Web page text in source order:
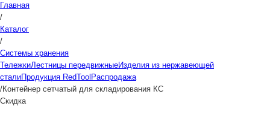
Главная
/
Каталог
/
Системы хранения
ТележкиЛестницы передвижныеИзделия из нержавеющей
сталиПродукция RedTool Распродажа
/Контейнер сетчатый для складирования КС
Скидка